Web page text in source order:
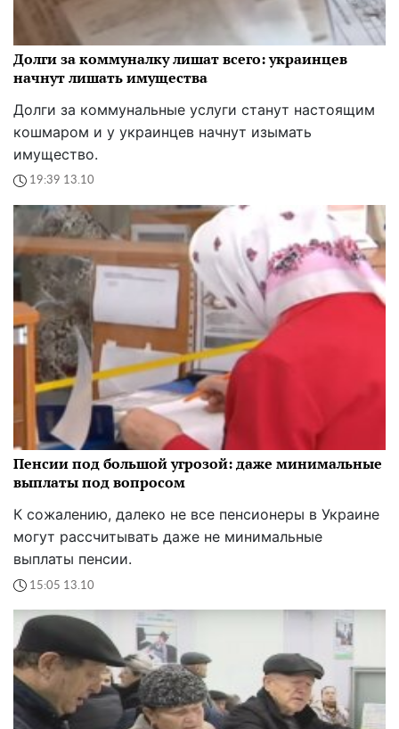
Долги за коммуналку лишат всего: украинцев
начнут лишать имущества
Долги за коммунальные услуги станут настоящим
кошмаром и у украинцев начнут изымать
имущество.
19:39 13.10
Пенсии под большой угрозой: даже минимальные
выплаты под вопросом
К сожалению, далеко не все пенсионеры в Украине
могут рассчитывать даже не минимальные
выплаты пенсии.
15:05 13.10